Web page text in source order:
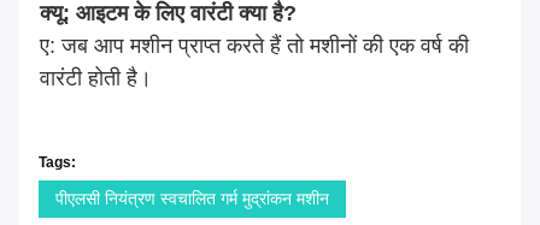
क्यू: आइटम के लिए वारंटी क्या है?
ए: जब आप मशीन प्राप्त करते हैं तो मशीनों की एक वर्ष की
वारंटी होती है।
Tags:
पीएलसी नियंत्रण स्वचालित गर्म मुद्रांकन मशीन